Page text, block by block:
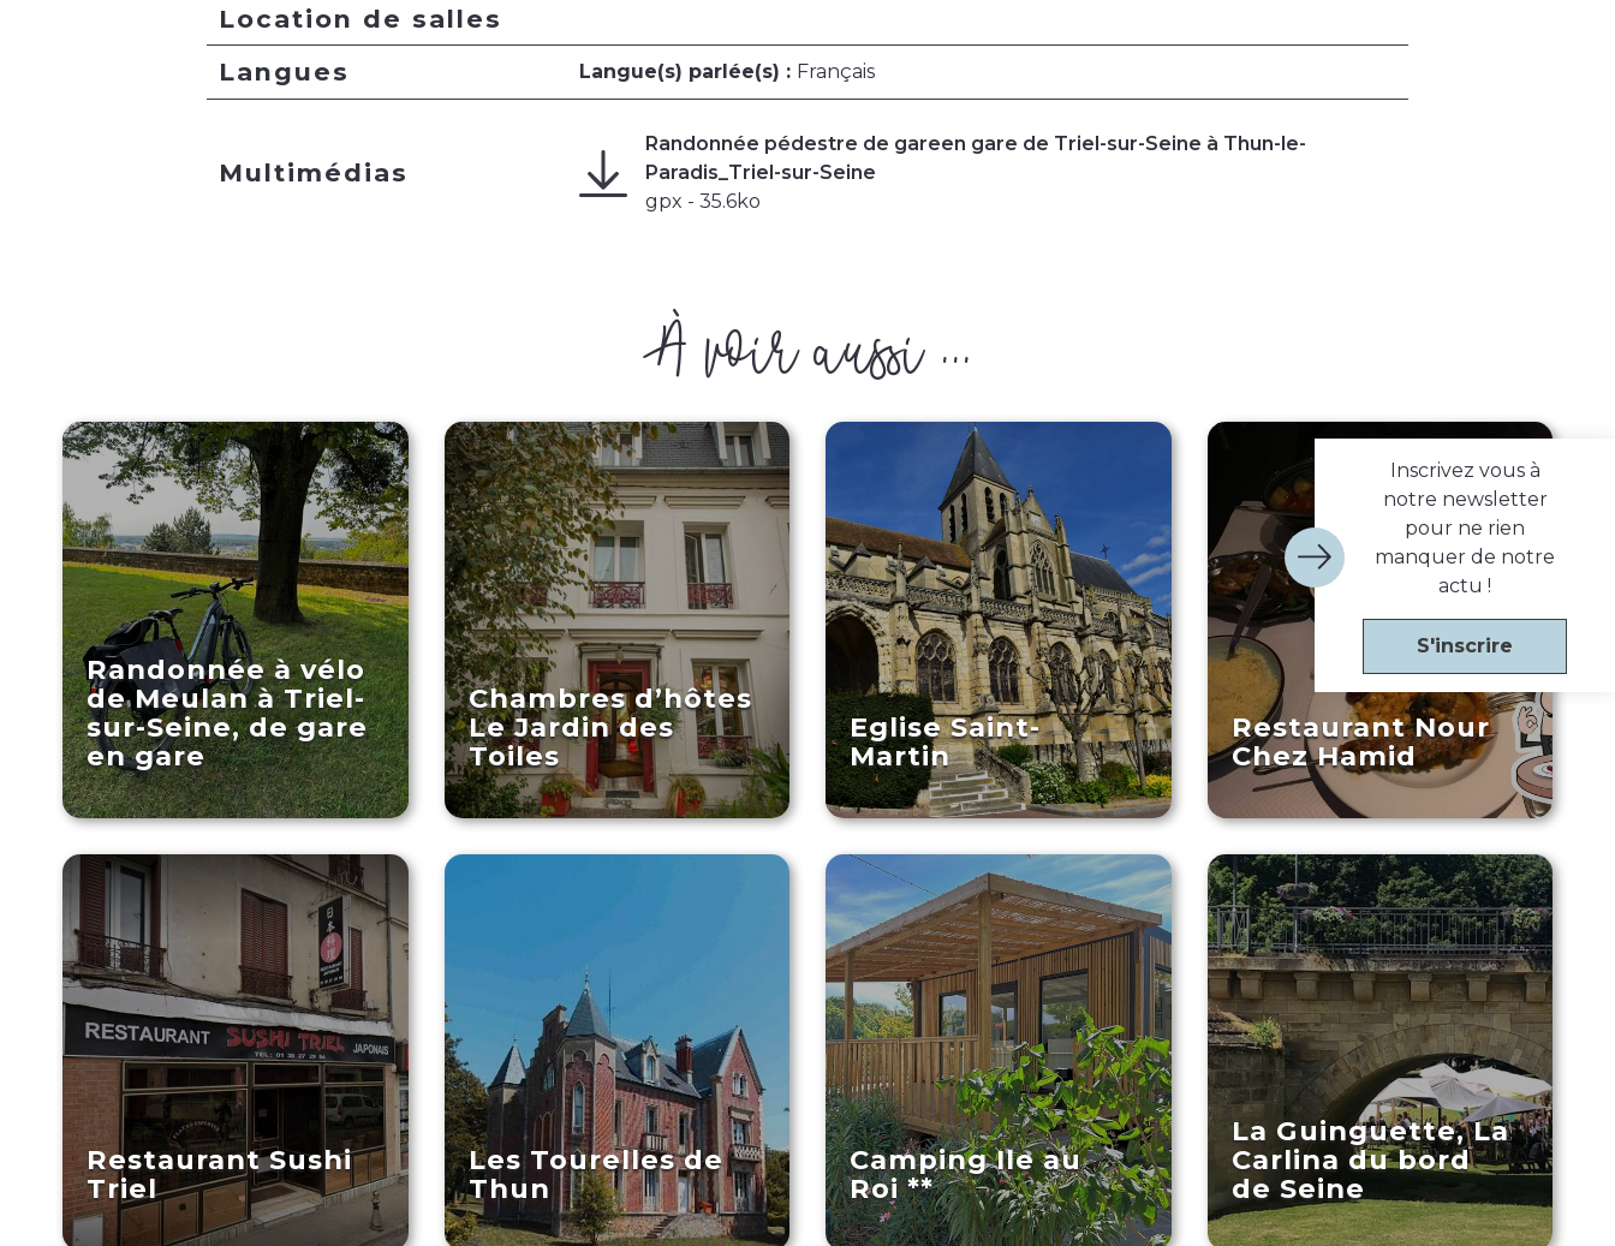
Location de salles
Langues
Langue(s) parlée(s) : Français
Multimédias
Randonnée pédestre de gareen gare de Triel-sur-Seine à Thun-le-
Paradis_Triel-sur-Seine
gpx - 35.6ko
À voir aussi ...
Randonnée à vélo
de Meulan à Triel-
sur-Seine, de gare
en gare
Chambres d’hôtes
Le Jardin des
Toiles
Eglise Saint-
Martin
Restaurant Nour
Chez Hamid
Restaurant Sushi
Triel
Les Tourelles de
Thun
Camping Ile au
Roi **
La Guinguette, La
Carlina du bord
de Seine
Inscrivez vous à
notre newsletter
pour ne rien
manquer de notre
actu !
S'inscrire